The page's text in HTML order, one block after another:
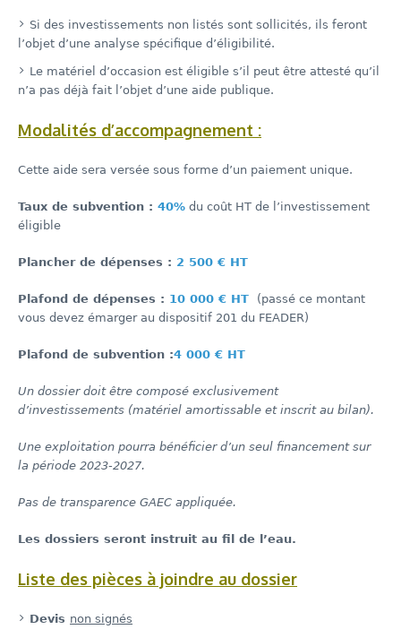
Si des investissements non listés sont sollicités, ils feront
l’objet d’une analyse spécifique d’éligibilité.
Le matériel d’occasion est éligible s’il peut être attesté qu’il
n’a pas déjà fait l’objet d’une aide publique.
Modalités d’accompagnement :
Cette aide sera versée sous forme d’un paiement unique.
Taux de subvention : 40% du coût HT de l’investissement
éligible
Plancher de dépenses : 2 500 € HT
Plafond de dépenses : 10 000 € HT
(passé ce montant
vous devez émarger au dispositif 201 du FEADER)
Plafond de subvention :4 000 € HT
Un dossier doit être composé exclusivement
d’investissements (matériel amortissable et inscrit au bilan).
Une exploitation pourra bénéficier d’un seul financement sur
la période 2023-2027.
Pas de transparence GAEC appliquée.
Les dossiers seront instruit au fil de l’eau.
Liste des pièces à joindre au dossier
Devis non signés